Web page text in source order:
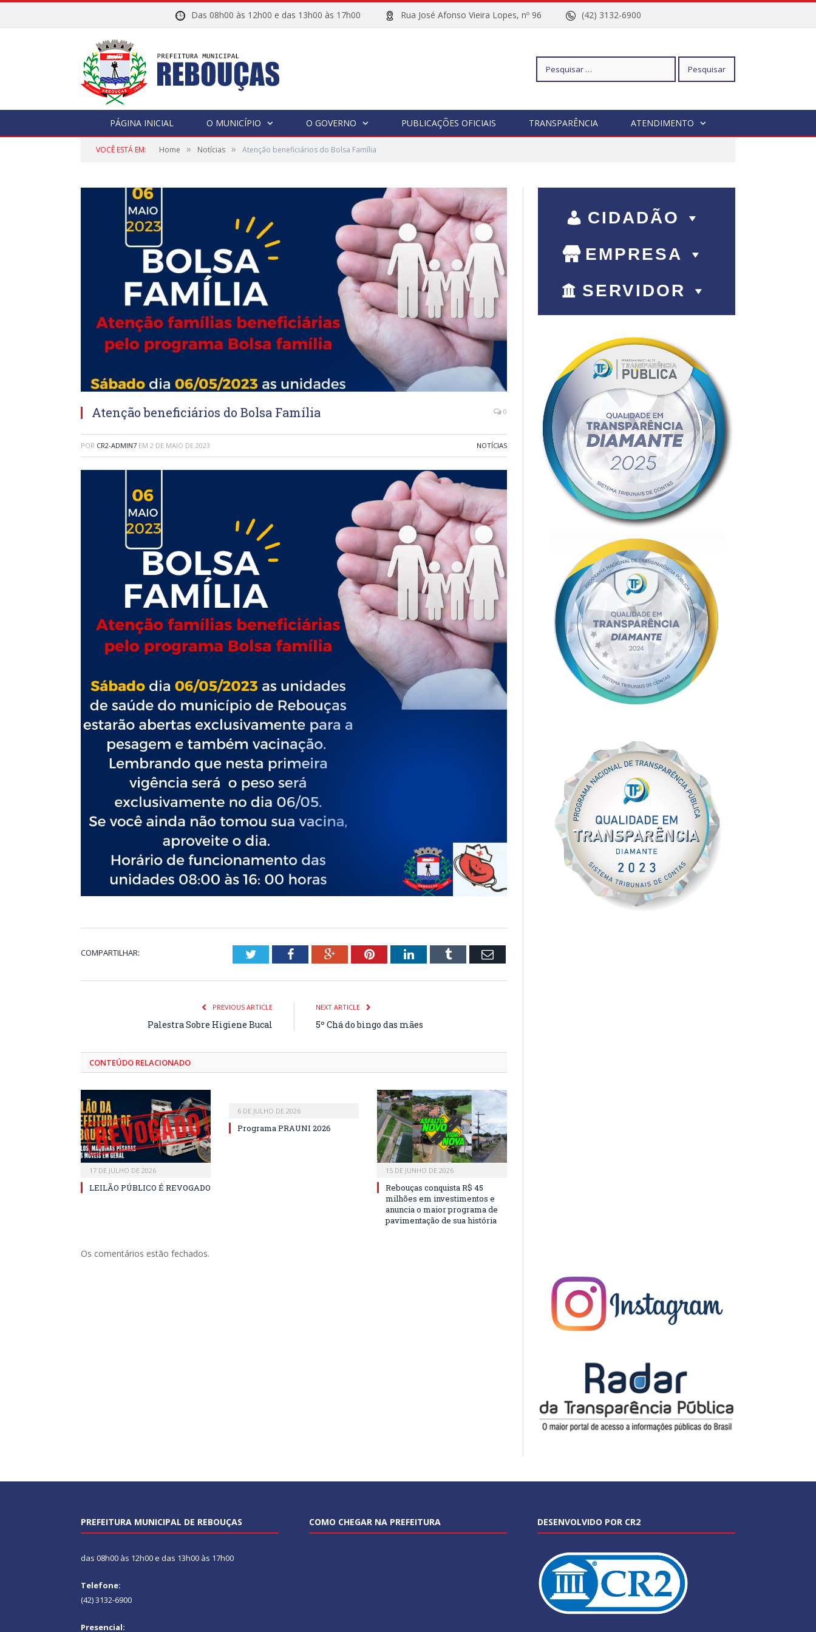
Das 08h00 às 12h00 e das 13h00 às 17h00 Rua José Afonso Vieira Lopes, nº 96 (42) 3132-6900
Pesquisar
PÁGINA INICIAL O MUNICÍPIO O GOVERNO PUBLICAÇÕES OFICIAIS TRANSPARÊNCIA ATENDIMENTO
VOCÊ ESTÁ EM: Home » Notícias » Atenção beneficiários do Bolsa Família
Atenção beneficiários do Bolsa Família 0
POR CR2-ADMIN7 EM 2 DE MAIO DE 2023 NOTÍCIAS
COMPARTILHAR: TwitterFacebookGoogle+PinterestLinkedInTumblr Email
PREVIOUS ARTICLE
Palestra Sobre Higiene Bucal
NEXT ARTICLE
5º Chá do bingo das mães
CONTEÚDO RELACIONADO
17 DE JULHO DE 2026
LEILÃO PÚBLICO É REVOGADO
6 DE JULHO DE 2026
Programa PRAUNI 2026
15 DE JUNHO DE 2026
Rebouças conquista R$ 45
milhões em investimentos e
anuncia o maior programa de
pavimentação de sua história
Os comentários estão fechados.
CIDADÃO
EMPRESA
SERVIDOR
PREFEITURA MUNICIPAL DE REBOUÇAS
das 08h00 às 12h00 e das 13h00 às 17h00
Telefone:
(42) 3132-6900
Presencial:
COMO CHEGAR NA PREFEITURA DESENVOLVIDO POR CR2